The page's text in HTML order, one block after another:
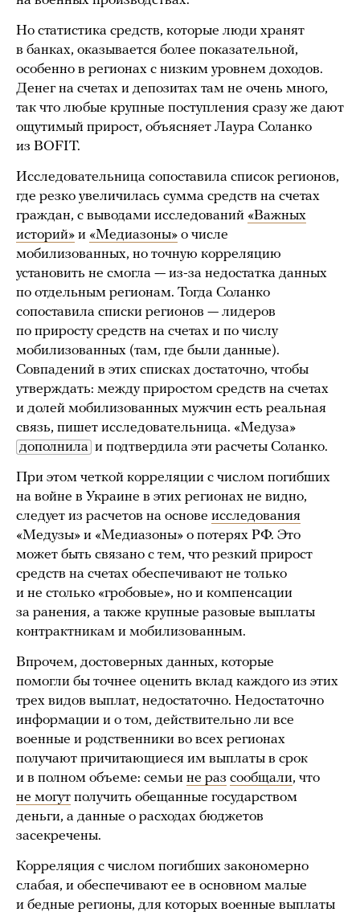
Но статистика средств, которые люди хранят
в банках, оказывается более показательной,
особенно в регионах с низким уровнем доходов.
Денег на счетах и депозитах там не очень много,
так что любые крупные поступления сразу же дают
ощутимый прирост, объясняет Лаура Соланко
из BOFIT.
Исследовательница сопоставила список регионов,
где резко увеличилась сумма средств на счетах
граждан, с выводами исследований «Важных
историй» и «Медиазоны» о числе
мобилизованных, но точную корреляцию
установить не смогла — из-за недостатка данных
по отдельным регионам. Тогда Соланко
сопоставила списки регионов — лидеров
по приросту средств на счетах и по числу
мобилизованных (там, где были данные).
Совпадений в этих списках достаточно, чтобы
утверждать: между приростом средств на счетах
и долей мобилизованных мужчин есть реальная
связь, пишет исследовательница. «Медуза»
дополнила и подтвердила эти расчеты Соланко.
При этом четкой корреляции с числом погибших
на войне в Украине в этих регионах не видно,
следует из расчетов на основе исследования
«Медузы» и «Медиазоны» о потерях РФ. Это
может быть связано с тем, что резкий прирост
средств на счетах обеспечивают не только
и не столько «гробовые», но и компенсации
за ранения, а также крупные разовые выплаты
контрактникам и мобилизованным.
Впрочем, достоверных данных, которые
помогли бы точнее оценить вклад каждого из этих
трех видов выплат, недостаточно. Недостаточно
информации и о том, действительно ли все
военные и родственники во всех регионах
получают причитающиеся им выплаты в срок
и в полном объеме: семьи не раз сообщали, что
не могут получить обещанные государством
деньги, а данные о расходах бюджетов
засекречены.
Корреляция с числом погибших закономерно
слабая, и обеспечивают ее в основном малые
и бедные регионы, для которых военные выплаты